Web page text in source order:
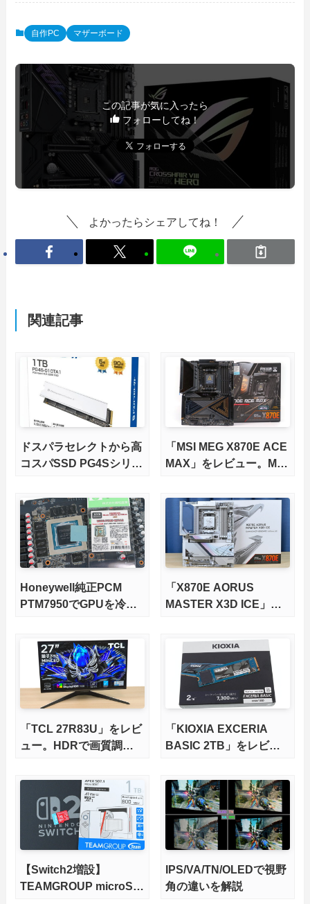
自作PC マザーボード
この記事が気に入ったら
フォローしてね！
よかったらシェアしてね！
関連記事
ドスパラセレクトから高
コスパSSD PG4Sシリー
「MSI MEG X870E ACE
MAX」をレビュー。M.2
版X870Eマザーボードを
徹底検証
Honeywell純正PCM
PTM7950でGPUを冷や
「X870E AORUS
MASTER X3D ICE」を
さらに高速にする完全版
X870Eマザーボードを徹
底検証
「TCL 27R83U」をレビ
ュー。HDRで画質調整
輝度も発揮！
「KIOXIA EXCERIA
BASIC 2TB」をレビュ
力、高性能、高コスパを
実現！
【Switch2増設】
TEAMGROUP microSD
IPS/VA/TN/OLEDで視野
角の違いを解説